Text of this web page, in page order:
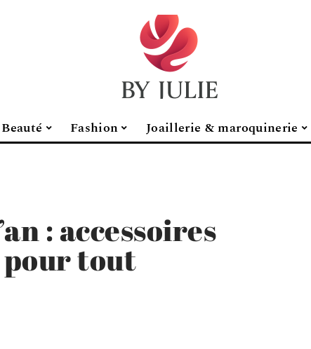
Beauté Fashion Joaillerie & maroquinerie
: accessoires
pour tout